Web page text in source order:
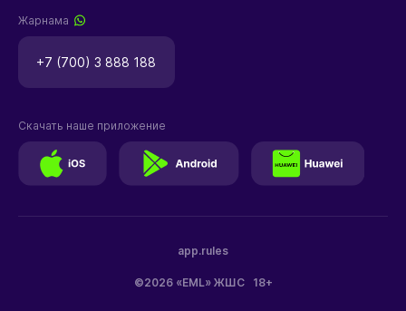
Жарнама
+7 (700) 3 888 188
©2026 «EML» ЖШС 18+
app.rules
Скачать наше приложение